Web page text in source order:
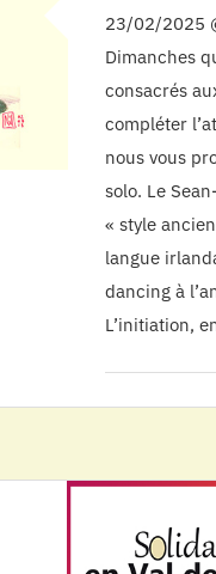
23/02/2025
Dimanches
consacrés
compléter
nous vous
solo. Le
« style
langue
dancing à
L’initiation,